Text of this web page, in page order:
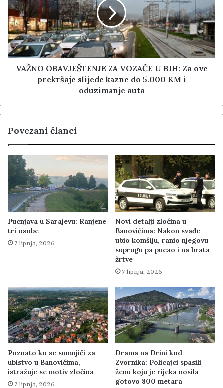
VAŽNO OBAVJEŠTENJE ZA VOZAČE U BIH: Za ove
prekršaje slijede kazne do 5.000 KM i
oduzimanje auta
Povezani članci
Pucnjava u Sarajevu: Ranjene
tri osobe
7 lipnja, 2026
Novi detalji zločina u
Banovićima: Nakon svađe
ubio komšiju, ranio njegovu
suprugu pa pucao i na brata
žrtve
7 lipnja, 2026
Poznato ko se sumnjiči za
ubistvo u Banovićima,
istražuje se motiv zločina
7 lipnja, 2026
Drama na Drini kod
Zvornika: Policajci spasili
ženu koju je rijeka nosila
gotovo 800 metara